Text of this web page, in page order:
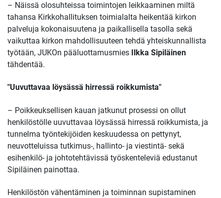
– Näissä olosuhteissa toimintojen leikkaaminen miltä
tahansa Kirkkohallituksen toimialalta heikentää kirkon
palveluja kokonaisuutena ja paikallisella tasolla sekä
vaikuttaa kirkon mahdollisuuteen tehdä yhteiskunnallista
työtään, JUKOn pääluottamusmies Ilkka Sipiläinen
tähdentää.
"Uuvuttavaa löysässä hirressä roikkumista"
– Poikkeuksellisen kauan jatkunut prosessi on ollut
henkilöstölle uuvuttavaa löysässä hirressä roikkumista, ja
tunnelma työntekijöiden keskuudessa on pettynyt,
neuvotteluissa tutkimus-, hallinto- ja viestintä- sekä
esihenkilö- ja johtotehtävissä työskenteleviä edustanut
Sipiläinen painottaa.
Henkilöstön vähentäminen ja toiminnan supistaminen